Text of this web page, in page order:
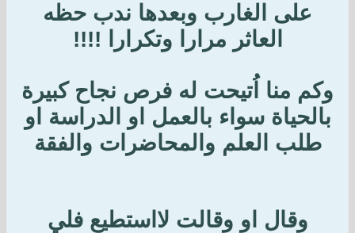
على الغارب وبعدها ندب حظه
العاثر مرارا وتكرارا !!!!
وكم منا اُتيحت له فرص نجاح كبيرة
بالحياة سواء بالعمل او الدراسة او
طلب العلم والمحاضرات والفقة
وقال او وقالت لااستطيع فلي